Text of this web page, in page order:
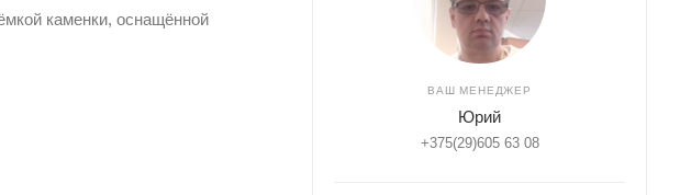
каменки, оснащённой
ВАШ МЕНЕДЖЕР
Юрий
+375(29)605 63 08